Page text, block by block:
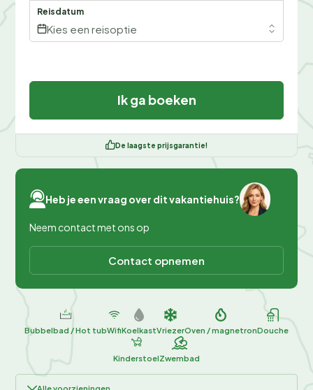
Reisdatum
Kies een reisoptie
Ik ga boeken
De laagste prijsgarantie!
Heb je een vraag over dit vakantiehuis?
Neem contact met ons op
Contact opnemen
Bubbelbad / Hot tubWifiKoelkastVriezerOven / magnetronDouche
KinderstoelZwembad
Alle voorzieningen